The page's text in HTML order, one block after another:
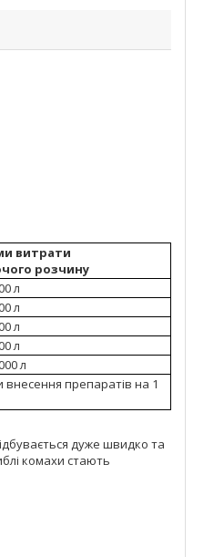
витрати
розчину
л
л
л
л
л
препаратів на 1
дуже швидко та
комахи стають